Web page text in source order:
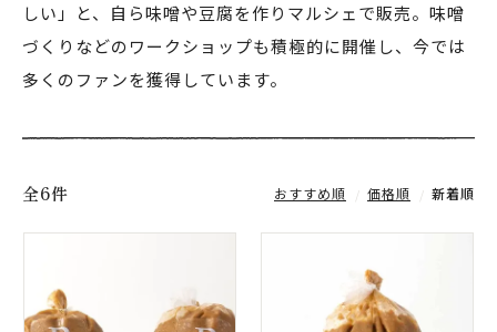
実店舗のご案内
しい」と、自ら味噌や豆腐を作りマルシェで販売。味噌
づくりなどのワークショップも積極的に開催し、今では
多くのファンを獲得しています。
全6件 おすすめ順 価格順 新着順